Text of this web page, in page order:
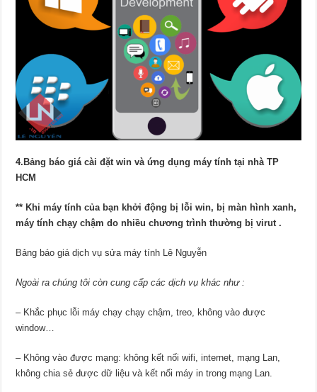
4.Bảng báo giá cài đặt win và ứng dụng máy tính tại nhà TP
HCM
** Khi máy tính của bạn khởi động bị lỗi win, bị màn hình xanh,
máy tính chạy chậm do nhiều chương trình thường bị virut .
Bảng báo giá dịch vụ sửa máy tính Lê Nguyễn
Ngoài ra chúng tôi còn cung cấp các dịch vụ khác như :
– Khắc phục lỗi máy chạy chạy chậm, treo, không vào được
window…
– Không vào được mạng: không kết nối wifi, internet, mạng Lan,
không chia sẻ được dữ liệu và kết nối máy in trong mạng Lan.